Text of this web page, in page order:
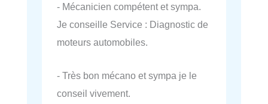
- Mécanicien compétent et sympa.
Je conseille Service : Diagnostic de
moteurs automobiles.
- Très bon mécano et sympa je le
conseil vivement.